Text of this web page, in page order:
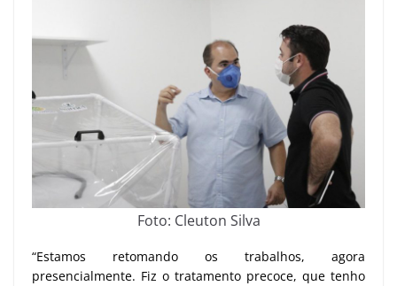
Foto: Cleuton Silva
“Estamos retomando os trabalhos, agora
presencialmente. Fiz o tratamento precoce, que tenho